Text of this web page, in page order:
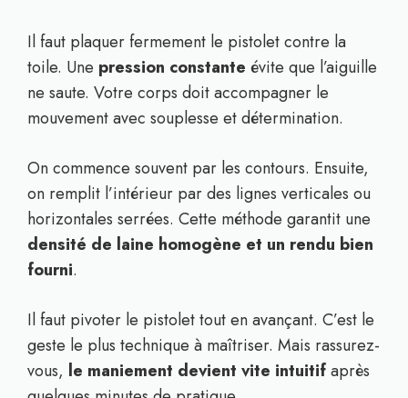
Il faut plaquer fermement le pistolet contre la
toile. Une pression constante évite que l’aiguille
ne saute. Votre corps doit accompagner le
mouvement avec souplesse et détermination.
On commence souvent par les contours. Ensuite,
on remplit l’intérieur par des lignes verticales ou
horizontales serrées. Cette méthode garantit une
densité de laine homogène et un rendu bien
fourni.
Il faut pivoter le pistolet tout en avançant. C’est le
geste le plus technique à maîtriser. Mais rassurez-
vous, le maniement devient vite intuitifaprès